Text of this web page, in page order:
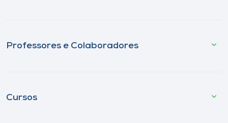
Professores e Colaboradores
Cursos